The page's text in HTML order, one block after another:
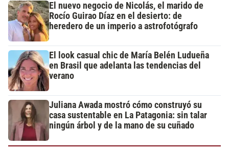
El nuevo negocio de Nicolás, el marido de
Rocío Guirao Díaz en el desierto: de
heredero de un imperio a astrofotógrafo
El look casual chic de María Belén Ludueña
en Brasil que adelanta las tendencias del
verano
Juliana Awada mostró cómo construyó su
casa sustentable en La Patagonia: sin talar
ningún árbol y de la mano de su cuñado